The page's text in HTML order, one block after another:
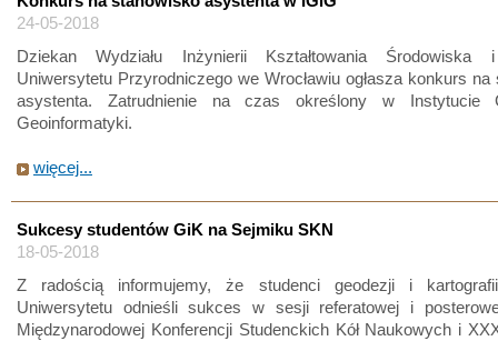
24-05-2018
Dziekan Wydziału Inżynierii Kształtowania Środowiska
Uniwersytetu Przyrodniczego we Wrocławiu ogłasza konkurs na
asystenta. Zatrudnienie na czas określony w Instytucie
Geoinformatyki.
więcej...
Sukcesy studentów GiK na Sejmiku SKN
18-05-2018
Z radością informujemy, że studenci geodezji i
Uniwersytetu odnieśli sukces w sesji referatowej i
Międzynarodowej Konferencji Studenckich Kół Naukowych i